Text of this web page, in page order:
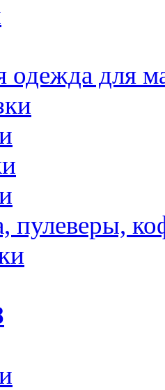
одежда для
пулеверы,